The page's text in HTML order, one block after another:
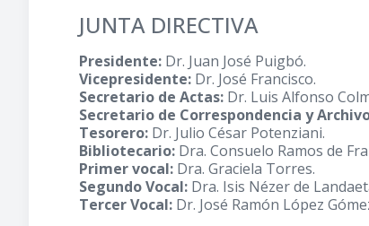
JUNTA DIRECTIVA
Presidente: Dr. Juan José Puigbó.
Vicepresidente: Dr. José Francisco.
Secretario de Actas: Dr. Luis Alfonso
Secretario de Correspondencia y
Tesorero: Dr. Julio César Potenziani.
Bibliotecario: Dra. Consuelo Ramos de
Primer vocal: Dra. Graciela Torres.
Segundo Vocal: Dra. Isis Nézer de
Tercer Vocal: Dr. José Ramón López